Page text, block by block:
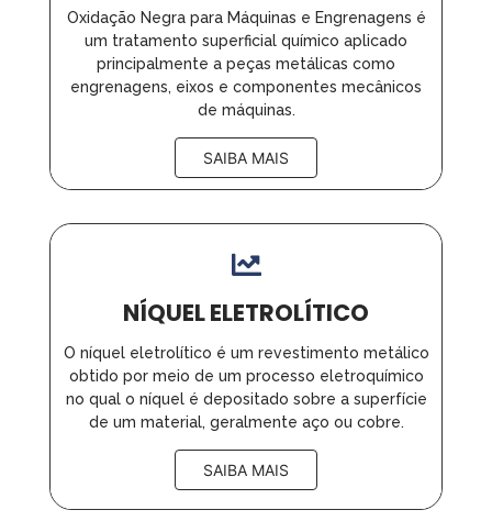
Oxidação Negra para Máquinas e Engrenagens é
um tratamento superficial químico aplicado
principalmente a peças metálicas como
engrenagens, eixos e componentes mecânicos
de máquinas.
SAIBA MAIS
NÍQUEL ELETROLÍTICO
O níquel eletrolítico é um revestimento metálico
obtido por meio de um processo eletroquímico
no qual o níquel é depositado sobre a superfície
de um material, geralmente aço ou cobre.
SAIBA MAIS